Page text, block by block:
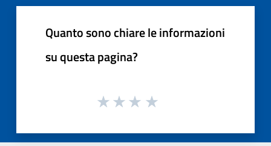
Quanto sono chiare le informazioni
su questa pagina?